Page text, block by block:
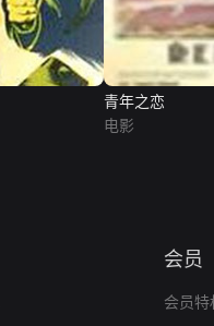
青年之恋
电影
会员
会员特